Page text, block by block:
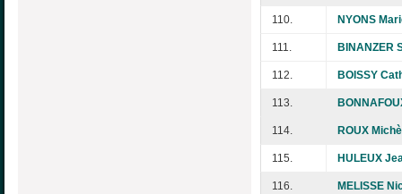
110. NYONS
111. BINANZER
112. BOISSY
113.
114. ROUX
115. HULEUX
116. MELISSE